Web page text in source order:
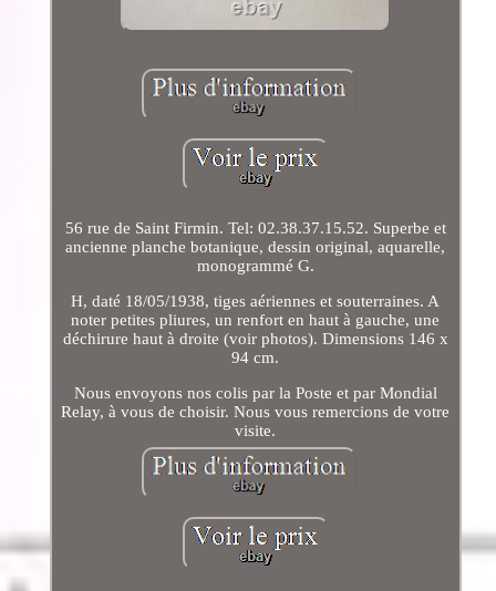
56 rue de Saint Firmin. Tel: 02.38.37.15.52. Superbe et
ancienne planche botanique, dessin original, aquarelle,
monogrammé G.
H, daté 18/05/1938, tiges aériennes et souterraines. A
noter petites pliures, un renfort en haut à gauche, une
déchirure haut à droite (voir photos). Dimensions 146 x
94 cm.
Nous envoyons nos colis par la Poste et par Mondial
Relay, à vous de choisir. Nous vous remercions de votre
visite.